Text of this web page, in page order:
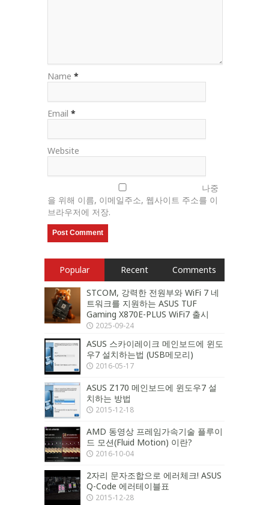
Name *
Email *
Website
나중
을 위해 이름, 이메일주소, 웹사이트 주소를 이
브라우저에 저장.
Popular Recent
Comments
STCOM, 강력한 전원부와 WiFi 7 네
트워크를 지원하는 ASUS TUF
Gaming X870E-PLUS WiFi7 출시
2025-09-24
ASUS 스카이레이크 메인보드에 윈도
우7 설치하는법 (USB메모리)
2016-05-17
ASUS Z170 메인보드에 윈도우7 설
치하는 방법
2015-12-18
AMD 동영상 프레임가속기술 플루이
드 모션(Fluid Motion) 이란?
2016-10-04
2자리 문자조합으로 에러체크! ASUS
Q-Code 에러테이블표
2015-12-28